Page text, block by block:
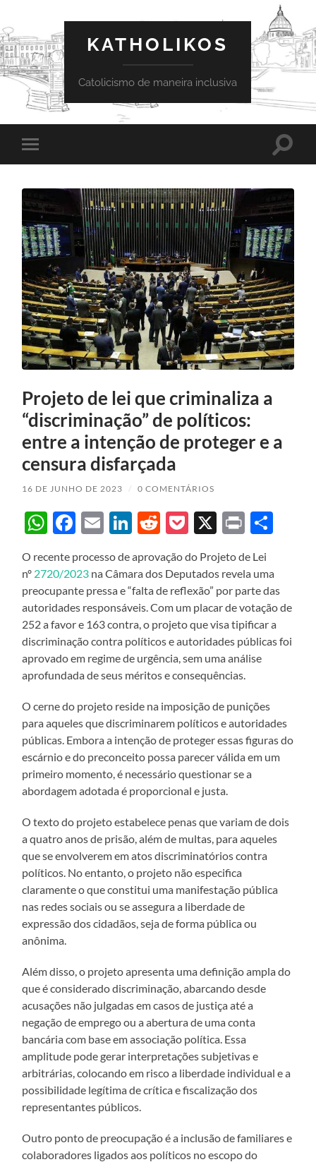
KATHOLIKOS
Catolicismo de maneira inclusiva
Toggle
mobile
Toggle
Projeto de lei que criminaliza a
“discriminação” de políticos:
entre a intenção de proteger e a
censura disfarçada
16 DE JUNHO DE 2023 / 0 COMENTÁRIOS
WhatsApp
Facebook
EmailLinkedIn
Reddit
Pocket
X Print
O recente processo de aprovação do Projeto de Lei
nº 2720/2023 na Câmara dos Deputados revela uma
preocupante pressa e “falta de reflexão” por parte das
autoridades responsáveis. Com um placar de votação de
252 a favor e 163 contra, o projeto que visa tipificar a
discriminação contra políticos e autoridades públicas foi
aprovado em regime de urgência, sem uma análise
aprofundada de seus méritos e consequências.
O cerne do projeto reside na imposição de punições
para aqueles que discriminarem políticos e autoridades
públicas. Embora a intenção de proteger essas figuras do
escárnio e do preconceito possa parecer válida em um
primeiro momento, é necessário questionar se a
abordagem adotada é proporcional e justa.
O texto do projeto estabelece penas que variam de dois
a quatro anos de prisão, além de multas, para aqueles
que se envolverem em atos discriminatórios contra
políticos. No entanto, o projeto não especifica
claramente o que constitui uma manifestação pública
nas redes sociais ou se assegura a liberdade de
expressão dos cidadãos, seja de forma pública ou
anônima.
Além disso, o projeto apresenta uma definição ampla do
que é considerado discriminação, abarcando desde
acusações não julgadas em casos de justiça até a
negação de emprego ou a abertura de uma conta
bancária com base em associação política. Essa
amplitude pode gerar interpretações subjetivas e
arbitrárias, colocando em risco a liberdade individual e a
possibilidade legítima de crítica e fiscalização dos
representantes públicos.
Outro ponto de preocupação é a inclusão de familiares e
colaboradores ligados aos políticos no escopo do